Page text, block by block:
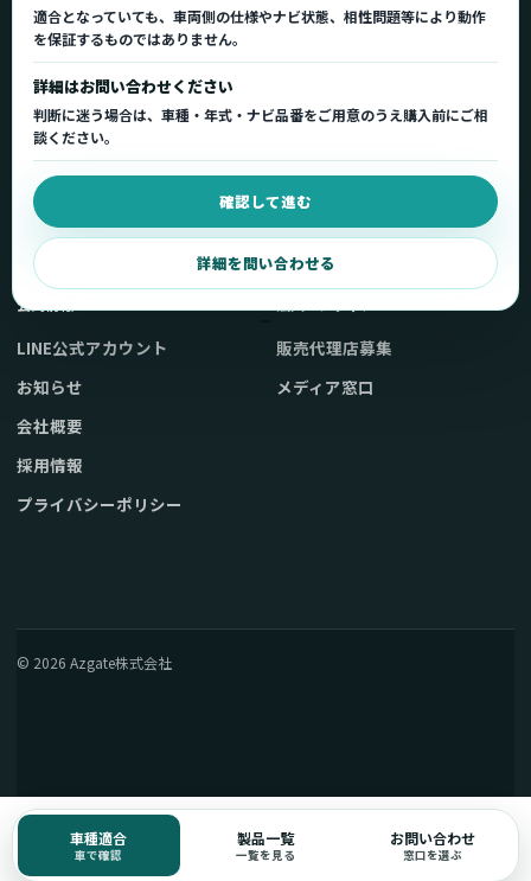
車種適合
車で確認
製品一覧
一覧を見る
お問い合わせ
窓口を選ぶ
適合となっていても、車両側の仕様やナビ状態、相性問題等により動作
を保証するものではありません。
詳細はお問い合わせください
判断に迷う場合は、車種・年式・ナビ品番をご用意のうえ購入前にご相
談ください。
確認して進む
詳細を問い合わせる
製品を探す
製品一覧
車種適合を確認
用途から製品を選ぶ
取扱店舗・購入先
弊社販売ストアへ
使い方ガイド
Q&A・症状別サポート
起動不良復旧サービス
公式情報
LINE公式アカウント
お知らせ
会社概要
採用情報
プライバシーポリシー
販売代理店募集
メディア窓口
© 2026 Azgate株式会社
電話窓口の確認